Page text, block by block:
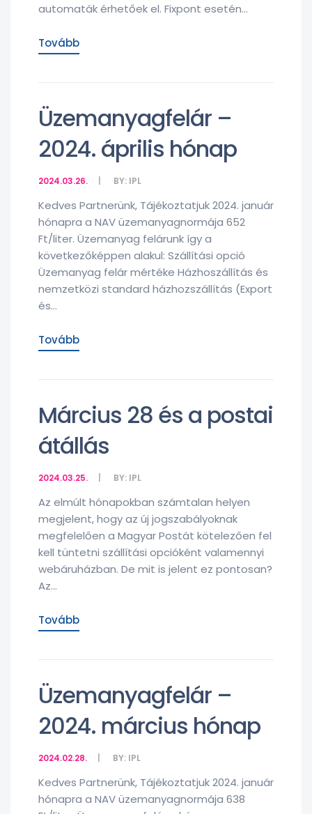
automaták érhetőek el. Fixpont esetén...
Tovább
Üzemanyagfelár –
2024. április hónap
2024.03.26. BY: IPL
Kedves Partnerünk, Tájékoztatjuk 2024. január
hónapra a NAV üzemanyagnormája 652
Ft/liter. Üzemanyag felárunk így a
következőképpen alakul: Szállítási opció
Üzemanyag felár mértéke Házhoszállítás és
nemzetközi standard házhozszállítás (Export
és...
Tovább
Március 28 és a postai
átállás
2024.03.25. BY: IPL
Az elmúlt hónapokban számtalan helyen
megjelent, hogy az új jogszabályoknak
megfelelően a Magyar Postát kötelezően fel
kell tüntetni szállítási opcióként valamennyi
webáruházban. De mit is jelent ez pontosan?
Az...
Tovább
Üzemanyagfelár –
2024. március hónap
2024.02.28. BY: IPL
Kedves Partnerünk, Tájékoztatjuk 2024. január
hónapra a NAV üzemanyagnormája 638